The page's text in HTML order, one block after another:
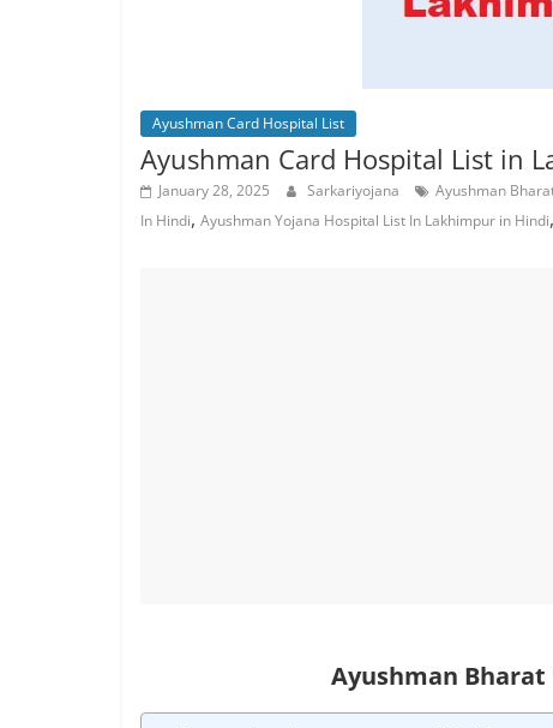
Ayushman Card Hospital List
Ayushman Card Hospital List in
January 28, 2025 Sarkariyojana Ayushman
In Hindi, Ayushman Yojana Hospital List In Lakhimpur in Hindi,
Ayushman Bharat